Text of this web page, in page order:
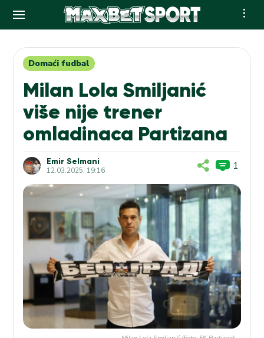
contentDomaći fudbal
Milan Lola Smiljanić
više nije trener
omladinaca Partizana
Emir Selmani
12.03.2025. 19:16 1